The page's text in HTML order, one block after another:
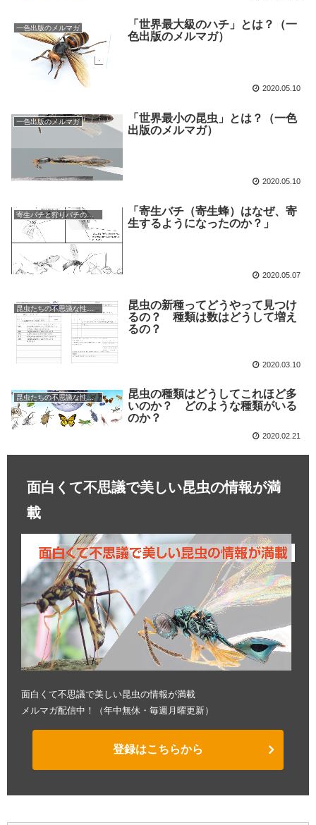
一色出版のメルマガ
「世界最大級のハチ」とは？（一
色出版のメルマガ）
2020.05.10
一色出版のメルマガ
「世界最小の昆虫」とは？（一色
出版のメルマガ）
2020.05.10
寄生バチと狩りバチの不思議な世界
「寄生バチ（寄生蜂）はなぜ、寄
生するようになったのか？」
2020.05.07
昆虫の新種ってどうやって見つけ
るの？ 種類は数はどうして増え
るの？
2020.03.10
昆虫たちの不思議な性の世界
昆虫の種類はどうしてこれほど多
いのか？ どのような種類がいる
のか？
2020.02.21
面白くて不思議で美しい昆虫の情報が満
載
面白くて不思議で美しい昆虫の情報が満載
メルマガ配信中！（年中無休・毎週月曜更新）
登録はこちらから